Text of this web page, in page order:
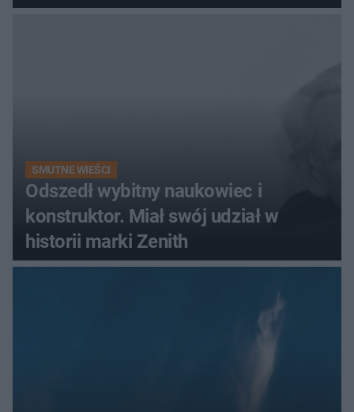
promenada
SMUTNE WIEŚCI
Odszedł wybitny naukowiec i
konstruktor. Miał swój udział w
historii marki Zenith